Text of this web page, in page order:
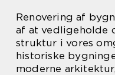
Renovering af
af at vedligeholde
struktur i vores
historiske
moderne